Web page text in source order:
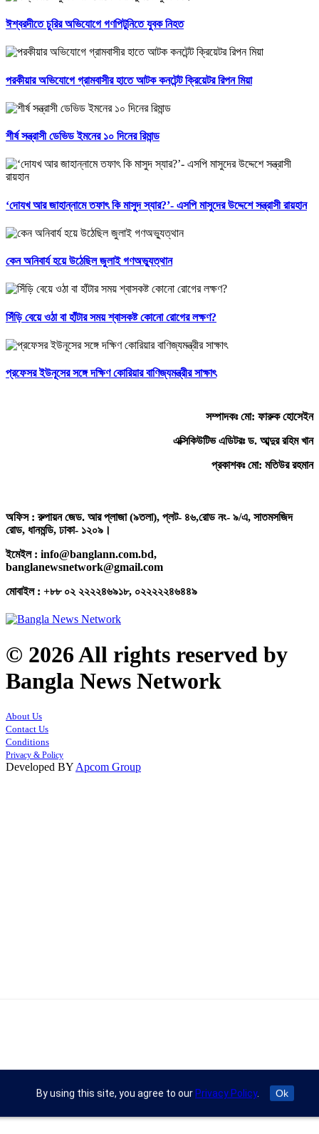
ঈশ্বরদীতে চুরির অভিযোগে গণপিটুনিতে যুবক নিহত
পরকীয়ার অভিযোগে গ্রামবাসীর হাতে আটক কনটেন্ট ক্রিয়েটর রিপন মিয়া
শীর্ষ সন্ত্রাসী ডেভিড ইমনের ১০ দিনের রিমান্ড
‘দোযখ আর জাহান্নামে তফাৎ কি মাসুদ স্যার?’- এসপি মাসুদের উদ্দেশে সন্ত্রাসী রায়হান
কেন অনিবার্য হয়ে উঠেছিল জুলাই গণঅভ্যুত্থান
সিঁড়ি বেয়ে ওঠা বা হাঁটার সময় শ্বাসকষ্ট কোনো রোগের লক্ষণ?
প্রফেসর ইউনূসের সঙ্গে দক্ষিণ কোরিয়ার বাণিজ্যমন্ত্রীর সাক্ষাৎ
সম্পাদকঃ মো: ফারুক হোসেইন
এক্সিকিউটিভ এডিটরঃ ড. আব্দুর রহিম খান
প্রকাশকঃ মো: মতিউর রহমান
অফিস : রুপায়ন জেড. আর প্লাজা (৯তলা), প্লট- ৪৬,রোড নং- ৯/এ, সাতমসজিদ
রোড, ধানমন্ডি, ঢাকা- ১২০৯।
ইমেইল : info@banglann.com.bd,
banglanewsnetwork@gmail.com
মোবাইল : +৮৮ ০২ ২২২২৪৬৯১৮, ০২২২২২৪৬৪৪৯
© 2026 All rights reserved by
Bangla News Network
About Us
Contact Us
Conditions
Privacy & Policy
Developed BY Apcom Group
By using this site, you agree to our Privacy Policy. Ok